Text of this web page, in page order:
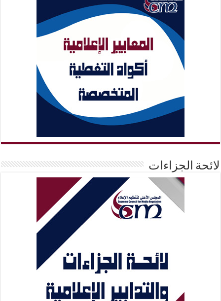
لائحة الجزاءات